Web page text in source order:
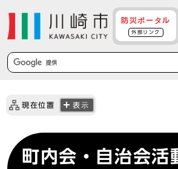
防災ポータル
外部リンク
現在位置 表示
町内会・自治会活